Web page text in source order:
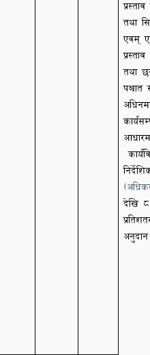
तथा
एवम्
तथा
पश्चात
देखि
अनुदान